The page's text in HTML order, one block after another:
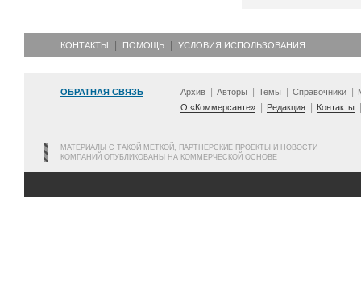
КОНТАКТЫ ПОМОЩЬ УСЛОВИЯ ИСПОЛЬЗОВАНИЯ
ОБРАТНАЯ СВЯЗЬ Архив Авторы Темы Справочники
О «Коммерсанте»
Редакция Контакты
МАТЕРИАЛЫ С ТАКОЙ МЕТКОЙ, ПАРТНЕРСКИЕ ПРОЕКТЫ И НОВОСТИ
КОМПАНИЙ ОПУБЛИКОВАНЫ НА КОММЕРЧЕСКОЙ ОСНОВЕ